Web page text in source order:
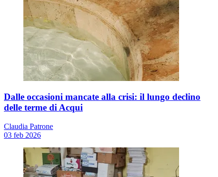
Dalle occasioni mancate alla crisi: il lungo declino
delle terme di Acqui
Claudia Patrone
03 feb 2026